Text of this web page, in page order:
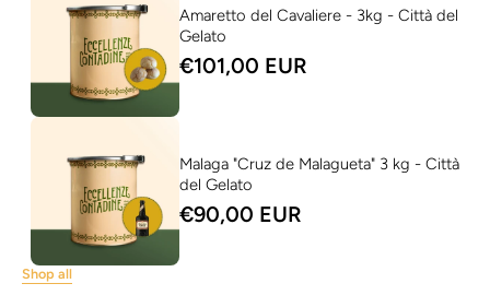
Amaretto del Cavaliere - 3kg - Città del
Gelato
€101,00 EUR
Malaga "Cruz de Malagueta" 3 kg - Città
del Gelato
€90,00 EUR
Shop all